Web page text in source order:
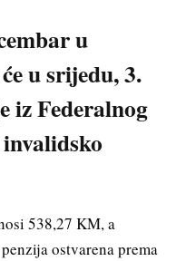
u
u srijedu, 3.
iz Federalnog
538,27 KM, a
ostvarena prema